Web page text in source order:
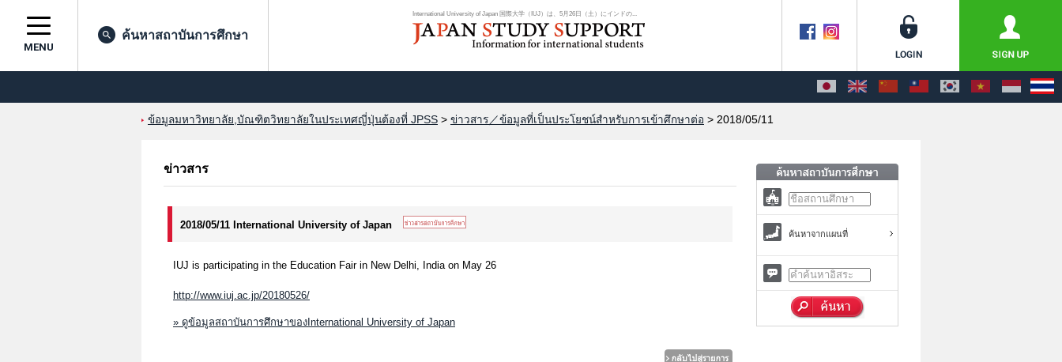
International University of Japan 国際大学（IUJ）は、5月26日（土）にインドの...
MENU
ค้นหาสถาบันการศึกษา
ข้อมูลมหาวิทยาลัย,บัณฑิตวิทยาลัยในประเทศญี่ปุ่นต้องที่ JPSS > ข่าวสาร／ข้อมูลที่เป็นประโยชน์สำหรับการเข้าศึกษาต่อ > 2018/05/11
ข่าวสาร
2018/05/11 International University of Japan
IUJ is participating in the Education Fair in New Delhi, India on May 26
http://www.iuj.ac.jp/20180526/
» ดูข้อมูลสถาบันการศึกษาของInternational University of Japan
ค้นหาจากแผนที่